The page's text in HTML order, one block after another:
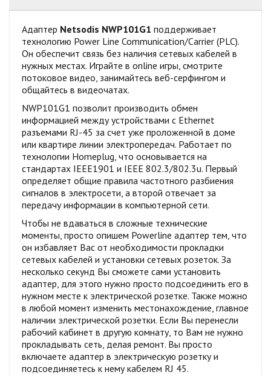
Адаптер Netsodis NWP101G1 поддерживает
технологию Power Line Communication/Carrier (PLC).
Он обеспечит связь без наличия сетевых кабелей в
нужных местах. Играйте в online игры, смотрите
потоковое видео, занимайтесь веб-серфингом и
общайтесь в видеочатах.
NWP101G1 позволит производить обмен
информацией между устройствами с Ethernet
разъемами RJ-45 за счет уже проложенной в доме
или квартире линии электропередач. Работает по
технологии Homeplug, что основывается на
стандартах IEEE1901 и IEEE 802.3/802.3u. Первый
определяет общие правила частотного разбиения
сигналов в электросети, а второй отвечает за
передачу информации в компьютерной сети.
Чтобы не вдаваться в сложные технические
моменты, просто опишем Powerline адаптер тем, что
он избавляет Вас от необходимости прокладки
сетевых кабелей и установки сетевых розеток. За
несколько секунд Вы сможете сами установить
адаптер, для этого нужно просто подсоединить его в
нужном месте к электрической розетке. Также можно
в любой момент изменить местонахождение, главное
наличии электрической розетки. Если Вы перенесли
рабочий кабинет в другую комнату, то Вам не нужно
прокладывать сеть, делая ремонт. Вы просто
включаете адаптер в электрическую розетку и
подсоединяетесь к нему кабелем RJ 45.